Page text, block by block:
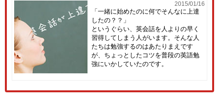
2015/01/16
「一緒に始めたのに何でそんなに上達
したの？？」
というぐらい、英会話を人よりの早く
習得してしまう人がいます。そんな人
たちは勉強するのはあたりまえです
が、ちょっとしたコツを普段の英語勉
強にいかしていたのです。